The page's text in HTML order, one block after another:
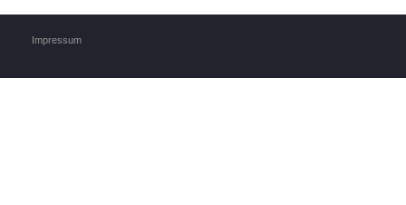
Impressum